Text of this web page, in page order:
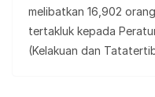
melibatkan 16,902
tertakluk kepada
(Kelakuan dan